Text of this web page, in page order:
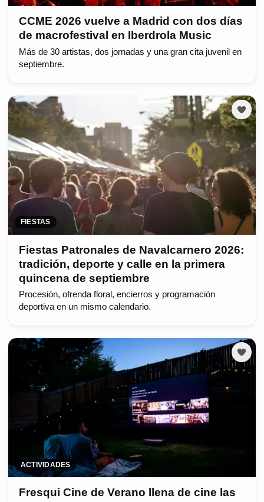
CCME 2026 vuelve a Madrid con dos días
de macrofestival en Iberdrola Music
Más de 30 artistas, dos jornadas y una gran cita juvenil en
septiembre.
FIESTAS
Fiestas Patronales de Navalcarnero 2026:
tradición, deporte y calle en la primera
quincena de septiembre
Procesión, ofrenda floral, encierros y programación
deportiva en un mismo calendario.
ACTIVIDADES
Fresqui Cine de Verano llena de cine las